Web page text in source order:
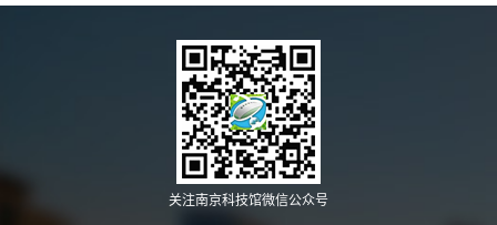
关注南京科技馆微信公众号